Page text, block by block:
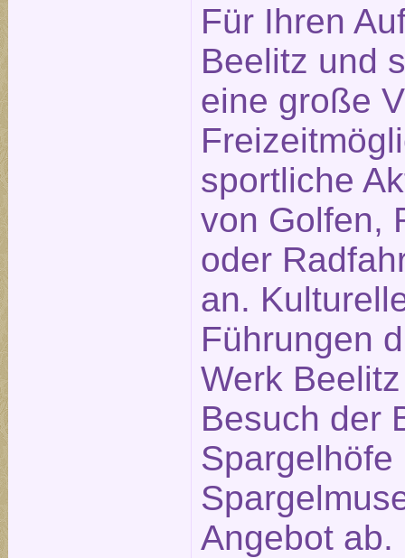
Für Ihren
Beelitz und
eine große
sportliche
von Golfen,
oder
an.
Führungen
Werk
Besuch der
Spargelhöfe
Angebot ab.